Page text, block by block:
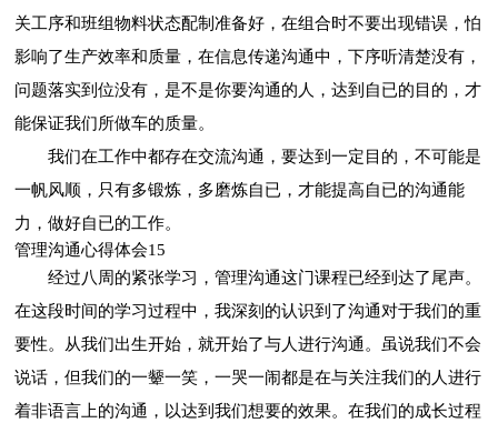
关工序和班组物料状态配制准备好，在组合时不要出现错误，怕
影响了生产效率和质量，在信息传递沟通中，下序听清楚没有，
问题落实到位没有，是不是你要沟通的人，达到自已的目的，才
能保证我们所做车的质量。
我们在工作中都存在交流沟通，要达到一定目的，不可能是
一帆风顺，只有多锻炼，多磨炼自已，才能提高自已的沟通能
力，做好自已的工作。
管理沟通心得体会15
经过八周的紧张学习，管理沟通这门课程已经到达了尾声。
在这段时间的学习过程中，我深刻的认识到了沟通对于我们的重
要性。从我们出生开始，就开始了与人进行沟通。虽说我们不会
说话，但我们的一颦一笑，一哭一闹都是在与关注我们的人进行
着非语言上的沟通，以达到我们想要的效果。在我们的成长过程